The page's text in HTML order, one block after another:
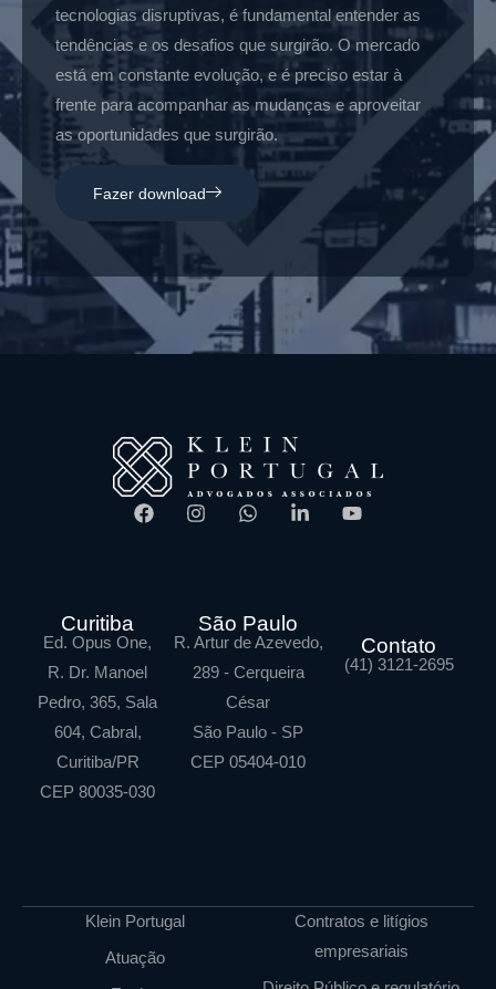
tecnologias disruptivas, é fundamental entender as
tendências e os desafios que surgirão. O mercado
está em constante evolução, e é preciso estar à
frente para acompanhar as mudanças e aproveitar
as oportunidades que surgirão.
Fazer download
Curitiba
Ed. Opus One,
R. Dr. Manoel
Pedro, 365, Sala
604, Cabral,
Curitiba/PR
CEP 80035-030
São Paulo
R. Artur de Azevedo,
289 - Cerqueira
César
São Paulo - SP
CEP 05404-010
Contato
(41) 3121-2695
Klein Portugal
Atuação
Contratos e litígios
empresariais